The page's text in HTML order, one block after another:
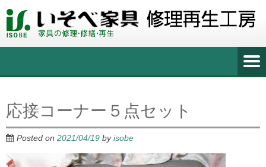
応接コーナー５点セット
Posted on 2021/04/19 byisobe